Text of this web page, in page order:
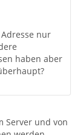
nur
haben aber
Server und von